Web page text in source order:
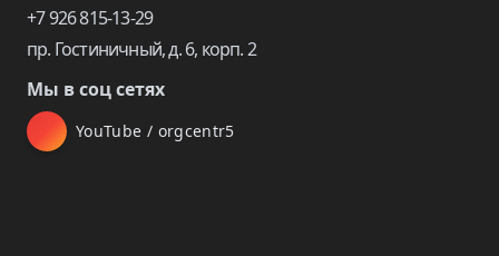
+7 926 815-13-29
пр. Гостиничный, д. 6, корп. 2
Мы в соц сетях
YouTube / orgcentr5